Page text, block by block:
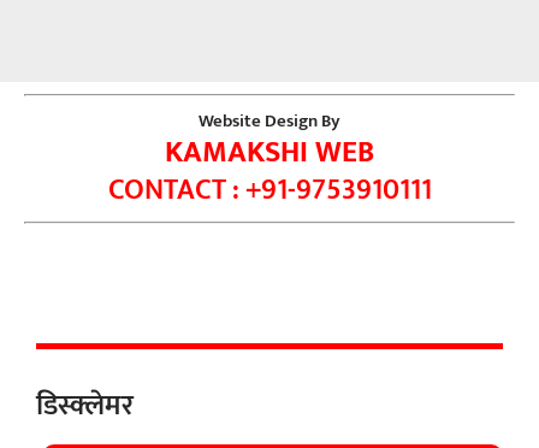
Website Design By
KAMAKSHI WEB
CONTACT : +91-9753910111
डिस्क्लेमर